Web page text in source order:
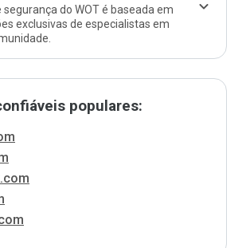
do WOT é baseada em
exclusivas de especialistas em
populares: